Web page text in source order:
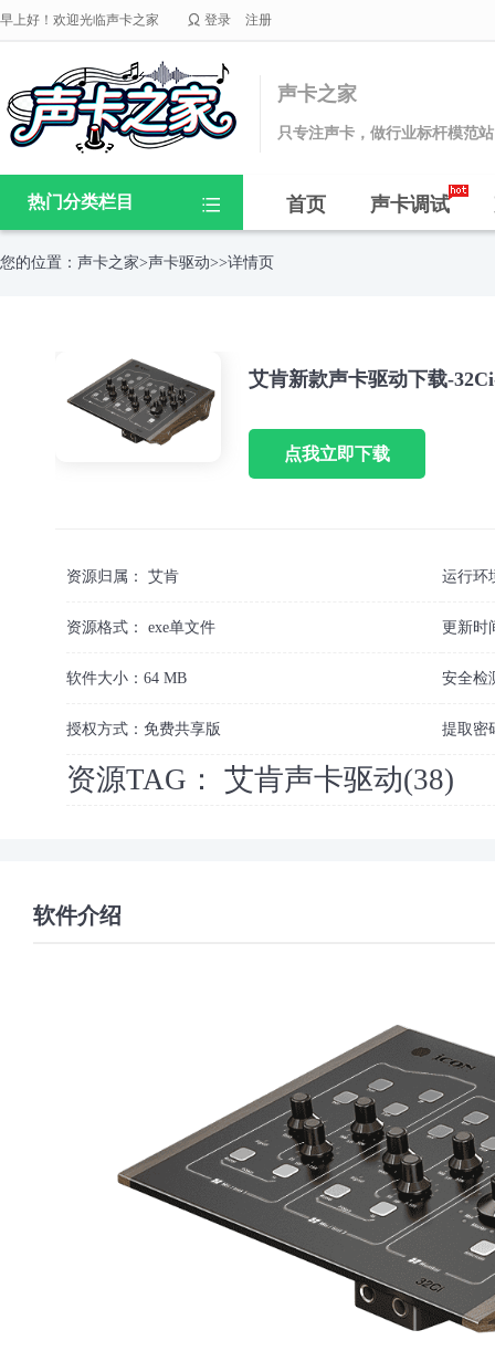
早上好！欢迎光临声卡之家  登录 注册
声卡之家
只专注声卡，做行业标杆模范站
热门分类栏目  首页 声卡调试
您的位置： 声卡之家>声卡驱动>>详情页
艾肯新款声卡驱动下载-
点我立即下载
资源归属： 艾肯 运行环
资源格式： exe单文件 更新时
软件大小： 64 MB 安全检
授权方式： 免费共享版 提取密
资源TAG： 艾肯声卡驱动(38)
软件介绍